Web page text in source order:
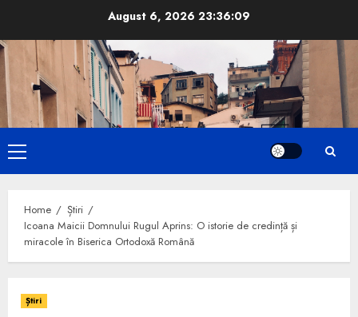
content
August 6, 202623:36:10
Primary
Menu
Home
Știri
Icoana Maicii Domnului Rugul Aprins: O istorie de credință și
miracole în Biserica Ortodoxă Română
Știri